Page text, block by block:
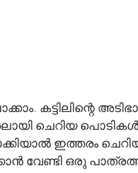
കട്ടിലിന്റെ
ചെറിയ പൊടികൾ
ഇത്തരം
വേണ്ടി ഒരു